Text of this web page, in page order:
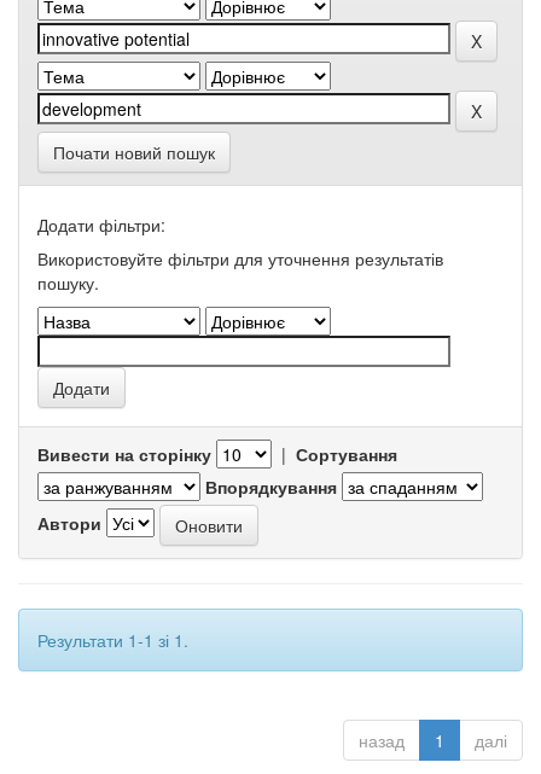
Почати новий пошук
Додати фільтри:
Використовуйте фільтри для уточнення результатів
пошуку.
Вивести на сторінку | Сортування
Впорядкування
Автори
Результати 1-1 зі 1.
назад 1 далі